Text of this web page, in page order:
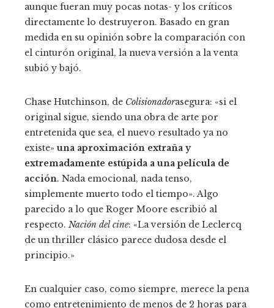
aunque fueran muy pocas notas- y los críticos
directamente lo destruyeron. Basado en gran
medida en su opinión sobre la comparación con
el cinturón original, la nueva versión a la venta
subió y bajó.
Chase Hutchinson, de Colisionadorasegura: «si el
original sigue, siendo una obra de arte por
entretenida que sea, el nuevo resultado ya no
existe» una aproximación extraña y
extremadamente estúpida a una película de
acción. Nada emocional, nada tenso,
simplemente muerto todo el tiempo». Algo
parecido a lo que Roger Moore escribió al
respecto. Nación del cine: «La versión de Leclercq
de un thriller clásico parece dudosa desde el
principio.»
En cualquier caso, como siempre, merece la pena
como entretenimiento de menos de 2 horas para